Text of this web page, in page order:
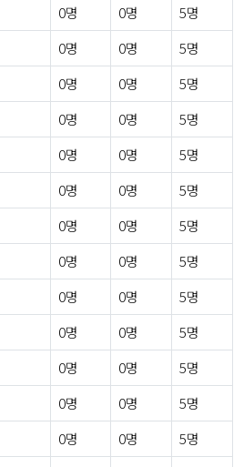
0명 0명
5명
0명 0명
5명
0명 0명
5명
0명 0명
5명
0명 0명
5명
0명 0명
5명
0명 0명
5명
0명 0명
5명
0명 0명
5명
0명 0명
5명
0명 0명
5명
0명 0명
5명
0명 0명
5명